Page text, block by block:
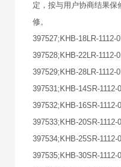
定，按与用户协商结果
修。
397527;KHB-18LR-1112-
397528;KHB-22LR-1112-
397529;KHB-28LR-1112-
397531;KHB-14SR-1112-
397532;KHB-16SR-1112-
397533;KHB-20SR-1112-
397534;KHB-25SR-1112-
397535;KHB-30SR-1112-